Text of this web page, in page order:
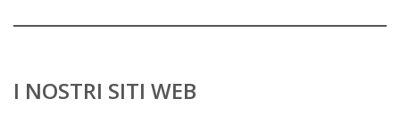
I NOSTRI SITI WEB